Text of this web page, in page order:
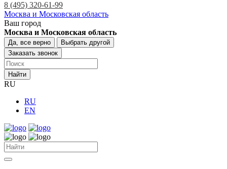
8 (495) 320-61-99
Москва и Московская область
Ваш город
Москва и Московская область
Да, все верно
Выбрать другой
Заказать звонок
Найти
RU
RU
EN